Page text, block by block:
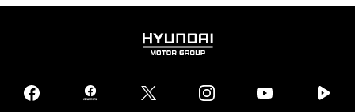
HYUNDAI
GROUP
facebook
hmg
twitter instagram